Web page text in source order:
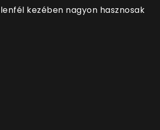
kezében nagyon hasznosak